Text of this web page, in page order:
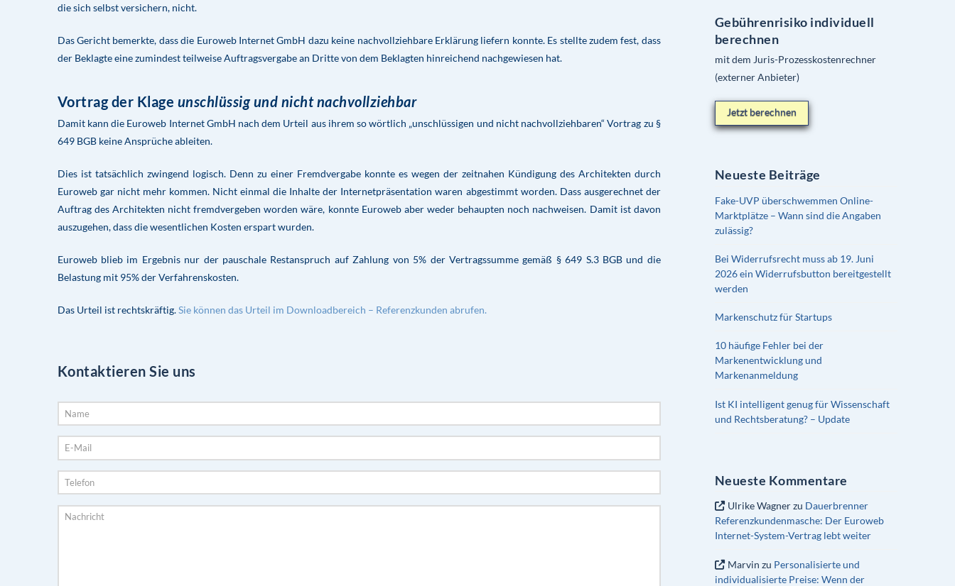
die sich selbst versichern, nicht.
Das Gericht bemerkte, dass die Euroweb Internet GmbH dazu keine nachvollziehbare Erklärung liefern konnte. Es stellte zudem fest, dass
der Beklagte eine zumindest teilweise Auftragsvergabe an Dritte von dem Beklagten hinreichend nachgewiesen hat.
Vortrag der Klage unschlüssig und nicht nachvollziehbar
Damit kann die Euroweb Internet GmbH nach dem Urteil aus ihrem so wörtlich „unschlüssigen und nicht nachvollziehbaren“ Vortrag zu §
649 BGB keine Ansprüche ableiten.
Dies ist tatsächlich zwingend logisch. Denn zu einer Fremdvergabe konnte es wegen der zeitnahen Kündigung des Architekten durch
Euroweb gar nicht mehr kommen. Nicht einmal die Inhalte der Internetpräsentation waren abgestimmt worden. Dass ausgerechnet der
Auftrag des Architekten nicht fremdvergeben worden wäre, konnte Euroweb aber weder behaupten noch nachweisen. Damit ist davon
auszugehen, dass die wesentlichen Kosten erspart wurden.
Euroweb blieb im Ergebnis nur der pauschale Restanspruch auf Zahlung von 5% der Vertragssumme gemäß § 649 S.3 BGB und die
Belastung mit 95% der Verfahrenskosten.
Das Urteil ist rechtskräftig.Sie können das Urteil im Downloadbereich – Referenzkunden abrufen.
Kontaktieren Sie uns
Gebührenrisiko individuell
berechnen
mit dem Juris-Prozesskostenrechner
(externer Anbieter)
Jetzt berechnen
Neueste Beiträge
Fake-UVP überschwemmen Online-
Marktplätze – Wann sind die Angaben
zulässig?
Bei Widerrufsrecht muss ab 19. Juni
2026 ein Widerrufsbutton bereitgestellt
werden
Markenschutz für Startups
10 häufige Fehler bei der
Markenentwicklung und
Markenanmeldung
Ist KI intelligent genug für Wissenschaft
und Rechtsberatung? – Update
Neueste Kommentare
Ulrike Wagnerzu Dauerbrenner
Referenzkundenmasche: Der Euroweb
Internet-System-Vertrag lebt weiter
Marvin zu Personalisierte und
individualisierte Preise: Wenn der